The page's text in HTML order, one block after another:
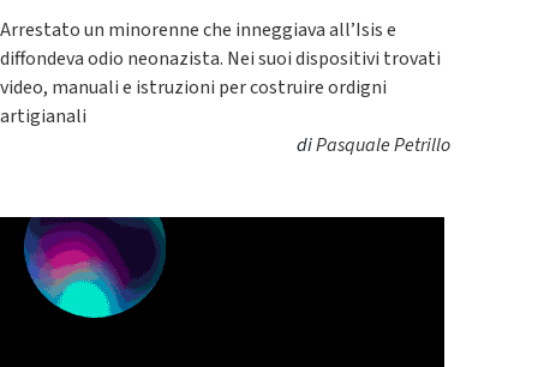
Arrestato un minorenne che inneggiava all’Isis e
diffondeva odio neonazista. Nei suoi dispositivi trovati
video, manuali e istruzioni per costruire ordigni
artigianali
diPasquale Petrillo